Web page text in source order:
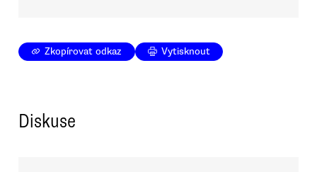
Zkopírovat odkaz Vytisknout
Diskuse